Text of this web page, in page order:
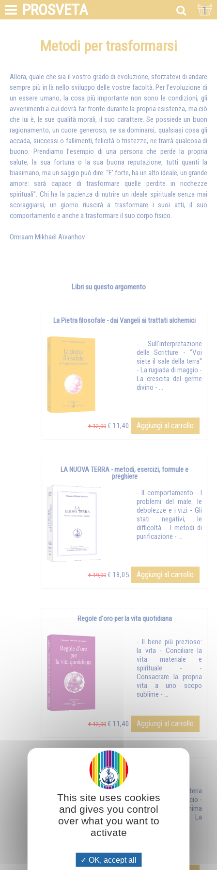
PROSVETA 1
Metodi per trasformarsi
Allora, quale che sia il vostro grado di evoluzione, sforzatevi di andare
sempre più in là nello sviluppo delle vostre facoltà. Per l’evoluzione di
un essere umano, la cosa più importante non sono le condizioni, gli
avvenimenti a cui dovrà far fronte durante la propria esistenza, ma ciò
che lui è, le sue qualità morali, il suo carattere. Se possiede un buon
ragionamento, un cuore generoso, se sa dominarsi, qualsiasi cosa gli
accada, successi o fallimenti, felicità o tristezze, ne trarrà qualcosa di
buono. Prendiamo l’esempio di una persona che perde la propria
salute, la sua fortuna o la sua buona reputazione, tutti quanti la
biasimano, ma un saggio può dire: “E’ forte, ha un alto ideale, un grande
amore: sarà capace di trasformare quelle perdite in ricchezze
spirituali”. Chi ha la pazienza di nutrire un ideale spirituale senza mai
scoraggiarsi, un giorno riuscirà a trasformare i suoi atti, il suo
comportamento e anche a trasformare il suo corpo fisico.
Omraam Mikhaël Aïvanhov
Libri su questo argomento
La Pietra filosofale - dai Vangeli ai trattati alchemici
- Sull'interpretazione
delle Scritture - "Voi
siete il sale della terra"
- La rugiada di maggio -
La crescita del germe
divino - ...
€ 12,00 € 11,40 Aggiungi al carrello
LA NUOVA TERRA - metodi, esercizi, formule e
preghiere
- Il comportamento - I
problemi del male: le
debolezze e i vizi - Gli
stati negativi, le
difficoltà - I metodi di
purificazione - ...
€ 19,00 € 18,05 Aggiungi al carrello
Regole d'oro per la vita quotidiana
- Il bene più prezioso:
la vita - Conciliare la
vita materiale e
spirituale - -
Consacrare la propria
vita a uno scopo
sublime - ...
€ 12,00 € 11,40 Aggiungi al carrello
"CONOSCI TE STESSO" - jnana yoga - vol. 1
- Lo spirito e la materia
- L’anima - Il sacrificio -
Il nutrimento dell’anima
e dello spirito - La
verità - La libertà - ...
This site uses cookies
and gives you control
over what you want to
activate
OK, accept all